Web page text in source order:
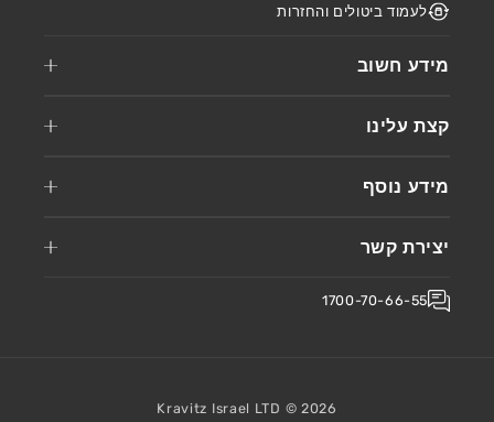
לעמוד ביטולים והחזרות
מידע חשוב
קצת עלינו
מידע נוסף
יצירת קשר
1700-70-66-55
Kravitz Israel LTD © 2026